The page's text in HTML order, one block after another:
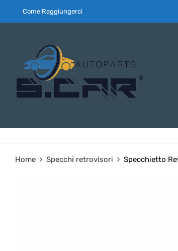
Come Raggiungerci
Home Specchi retrovisori Specchietto